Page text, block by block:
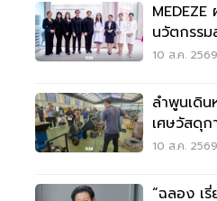
นวัตกรรม
วงจร
10 ส.ค.
ลำพูนเดิน
เศษวัสดุก
มวล
10 ส.ค.
“ฉลอง เ